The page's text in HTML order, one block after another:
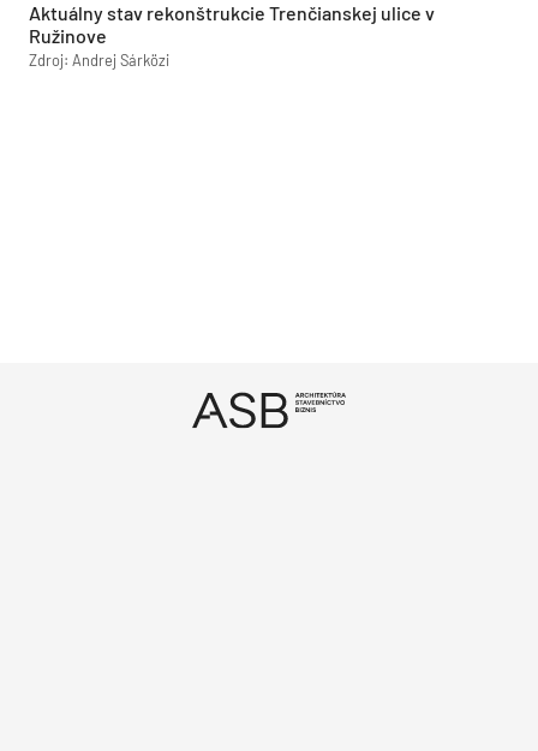
Aktuálny stav rekonštrukcie Trenčianskej ulice v
Ružinove
Zdroj: Andrej Sárközi